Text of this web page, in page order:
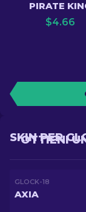
PIRATE
$4.66
OTTIENI
SKIN PER
GLOCK-18
AXIA